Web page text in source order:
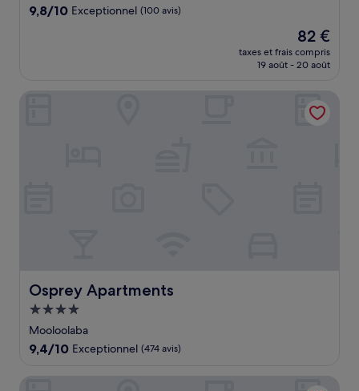
9.8
9,8/10 Exceptionnel (100 avis)
Le
nouveau
prix
de
82 €
82 €
taxes et frais compris
19 août - 20 août
Osprey Apartments
Osprey Apartments
Hébergement
4.0 étoiles
Mooloolaba
9.4
10,
9,4/10 Exceptionnel (474 avis)